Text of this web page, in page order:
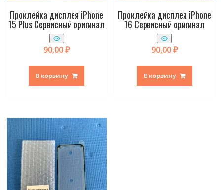
Проклейка дисплея iPhone
15 Plus Сервисный оригинал
90,00₽
В корзину
Проклейка дисплея iPhone
16 Сервисный оригинал
90,00₽
В корзину